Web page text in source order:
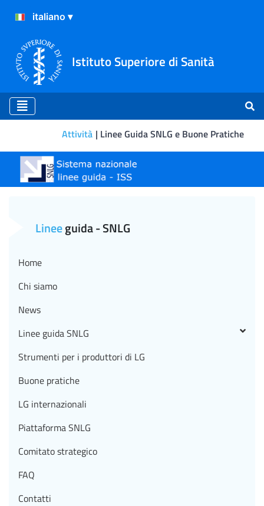
Istituto Superiore di Sanità
Attività Linee Guida SNLG e Buone Pratiche
Neoplasie Neuroendocrine
Lineeguida - SNLG
Home
Chi siamo
News
Linee guida SNLG
Strumenti per i produttori di LG
Buone pratiche
LG internazionali
Piattaforma SNLG
Comitato strategico
FAQ
Contatti